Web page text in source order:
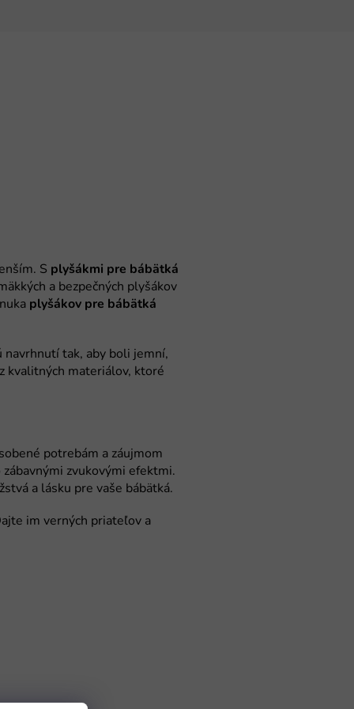
plyšákmi pre bábätká
plyšákov pre bábätká